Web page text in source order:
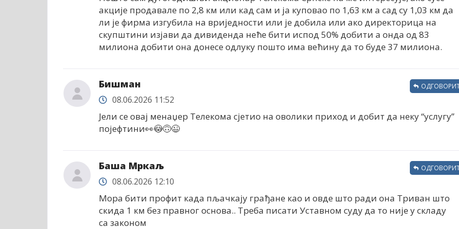
акције продавале по 2,8 км или кад сам и ја куповао по 1,63 км а сад су 1,03 км да
ли је фирма изгубила на вриједности или је добила или ако директорица на
скупштини изјави да дивиденда неће бити испод 50% добити а онда од 83
милиона добити она донесе одлуку пошто има већину да то буде 37 милиона.
Бишман
08.06.2026 11:52
Јели се овај менаџер Телекома сјетио на оволики приход и добит да неку “услугу”
појефтини👀😳🙃😉
Баша Мркаљ
08.06.2026 12:10
Мора бити профит када пљачкају грађане као и овде што ради она Триван што
скида 1 км без правног основа.. Треба писати Уставном суду да то није у складу
са законом